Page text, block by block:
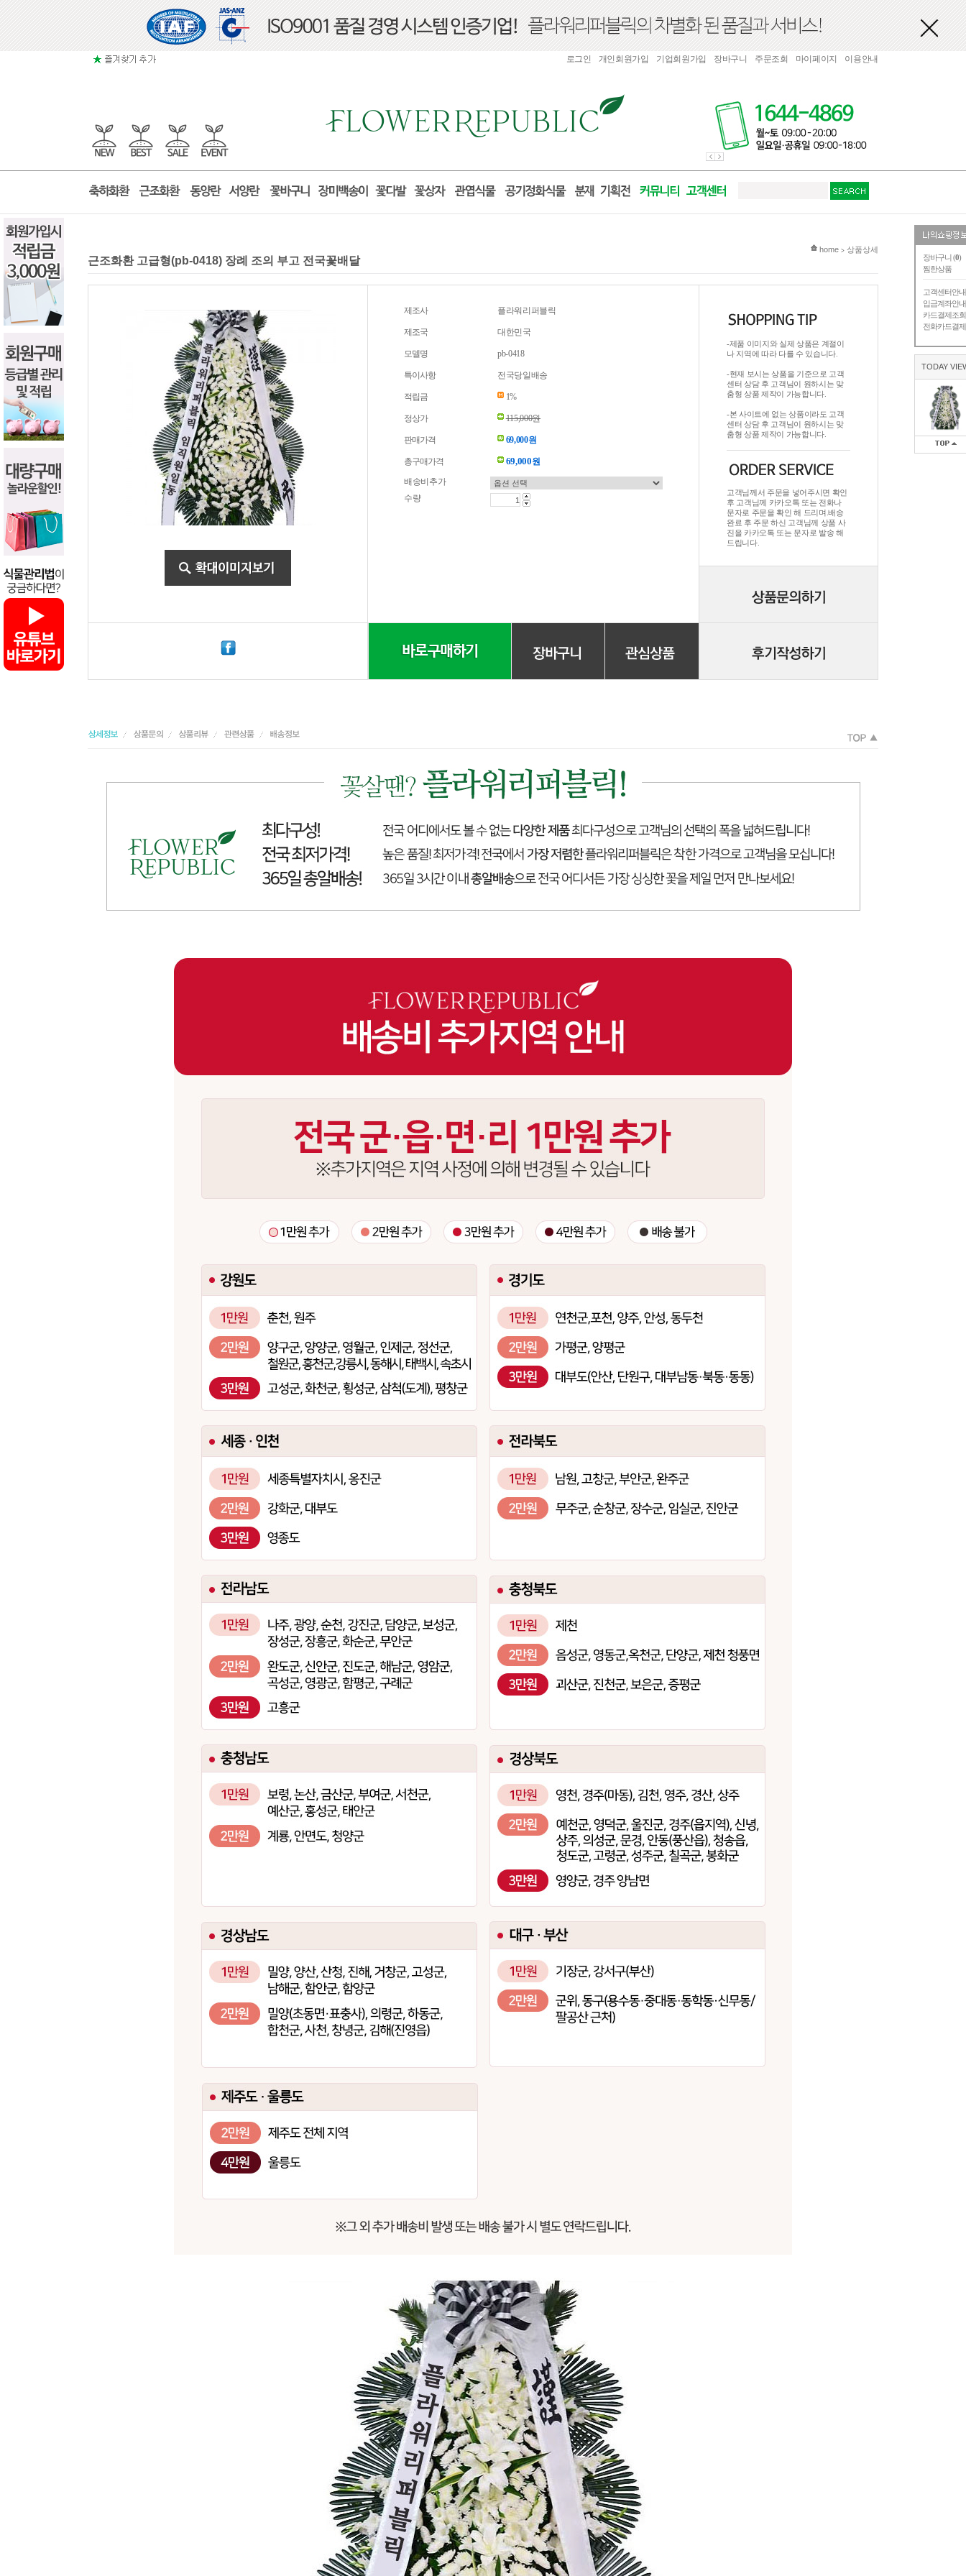
장바구니 (0)
찜한상품
고객센터안내
입금계좌안내
카드결제조회
전화카드결제
TODAY
로그인 개인회원가입 기업회원가입 장바구니 주문조회 마이페이지 이용안내
현재 위치
home > 상품상세
근조화환 고급형(pb-0418) 장례 조의 부고 전국꽃배달
제조사 플라워리퍼블릭
제조국 대한민국
모델명 pb-0418
특이사항 전국당일배송
적립금 1%
정상가 115,000원
판매가격 69,000원
총구매가격 69,000원
배송비추가
수량
-제품 이미지와 실제 상품은 계절이
나 지역에 따라 다를 수 있습니다.
-현재 보시는 상품을 기준으로 고객
센터 상담 후 고객님이 원하시는 맞
춤형 상품 제작이 가능합니다.
-본 사이트에 없는 상품이라도 고객
센터 상담 후 고객님이 원하시는 맞
춤형 상품 제작이 가능합니다.
고객님께서 주문을 넣어주시면 확인
후 고객님께 카카오톡 또는 전화나
문자로 주문을 확인 해 드리며.배송
완료 후 주문 하신 고객님께 상품 사
진을 카카오톡 또는 문자로 발송 해
드립니다.